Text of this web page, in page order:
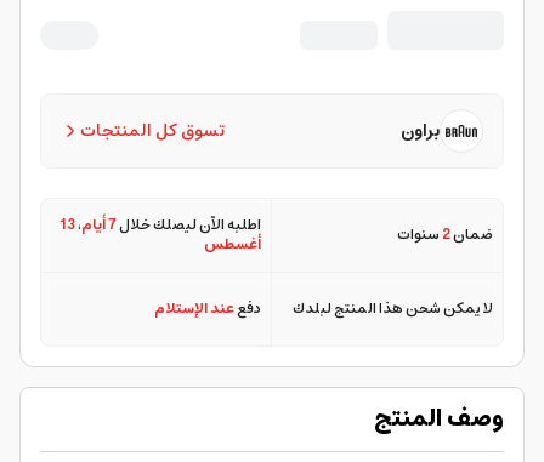
تسوق كل المنتجات براون
ضمان2سنوات اطلبه الآن ليصلك خلال7 أيام ،13
أغسطس
لا يمكن شحن هذا المنتج لبلدك دفععند الإستلام
وصف المنتج